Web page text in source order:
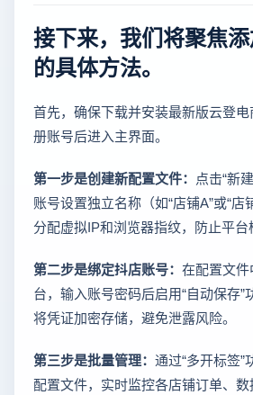
接下来，我们将聚焦
的具体方法。
首先，确保下载并安装最新版云登
册账号后进入主界面。
第一步是创建新配置文件： 点击“新
账号设置独立名称（如“店铺A”或“店
分配虚拟IP和浏览器指纹，防止平台
第二步是绑定抖店账号： 在配置文
台，输入账号密码后启用“自动保存
将凭证加密存储，避免泄露风险。
第三步是批量管理： 通过“多开标签
配置文件，实时监控各店铺订单、